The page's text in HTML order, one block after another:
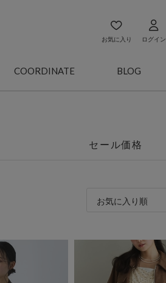
お気に入り ログイン
COORDINATE BLOG
セール価格
お気に入り順